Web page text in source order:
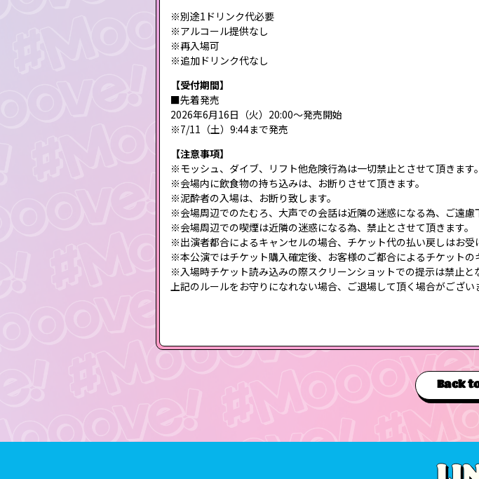
※別途1ドリンク代必要
※アルコール提供なし
※再入場可
※追加ドリンク代なし
【受付期間】
■先着発売
2026年6月16日（火）20:00～発売開始
※7/11（土）9:44まで発売
【注意事項】
※モッシュ、ダイブ、リフト他危険行為は一切禁止とさせて頂きます。
※会場内に飲食物の持ち込みは、お断りさせて頂きます。
※泥酔者の入場は、お断り致します。
※会場周辺でのたむろ、大声での会話は近隣の迷惑になる為、ご遠慮
※会場周辺での喫煙は近隣の迷惑になる為、禁止とさせて頂きます。
※出演者都合によるキャンセルの場合、チケット代の払い戻しはお受
※本公演ではチケット購入確定後、お客様のご都合によるチケットの
※入場時チケット読み込みの際スクリーンショットでの提示は禁止と
上記のルールをお守りになれない場合、ご退場して頂く場合がござい
Back